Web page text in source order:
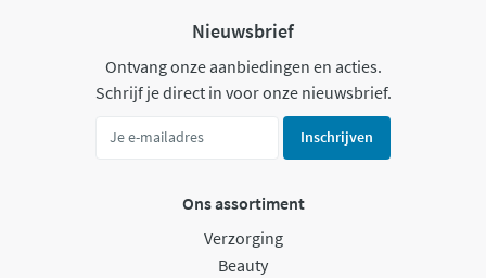
Nieuwsbrief
Ontvang onze aanbiedingen en acties.
Schrijf je direct in voor onze nieuwsbrief.
Inschrijven
Ons assortiment
Verzorging
Beauty